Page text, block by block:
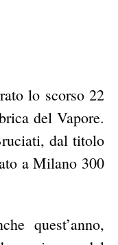
lo scorso 22
del Vapore.
dal titolo
a Milano 300
quest’anno,